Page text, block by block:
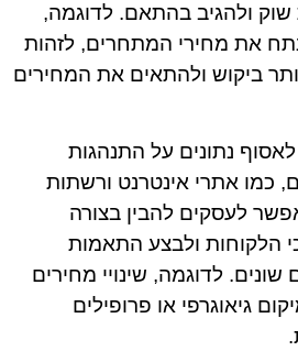
שוק ולהגיב בהתאם. לדוגמה,
את מחירי המתחרים, לזהות
ביקוש ולהתאים את המחירים
לאסוף נתונים על התנהגות
כמו אתרי אינטרנט ורשתות
לעסקים להבין בצורה
הלקוחות ולבצע התאמות
לדוגמה, שינויי מחירים
גיאוגרפי או פרופילים